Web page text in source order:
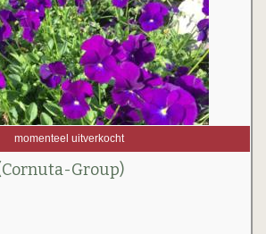
momenteel uitverkocht
Group)